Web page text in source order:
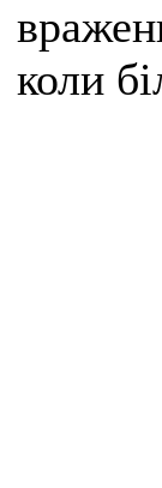
коли